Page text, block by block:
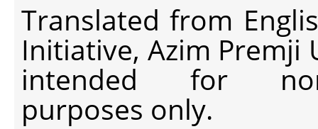
Translated from
Initiative, Azim Premji
intended for non-
purposes only.